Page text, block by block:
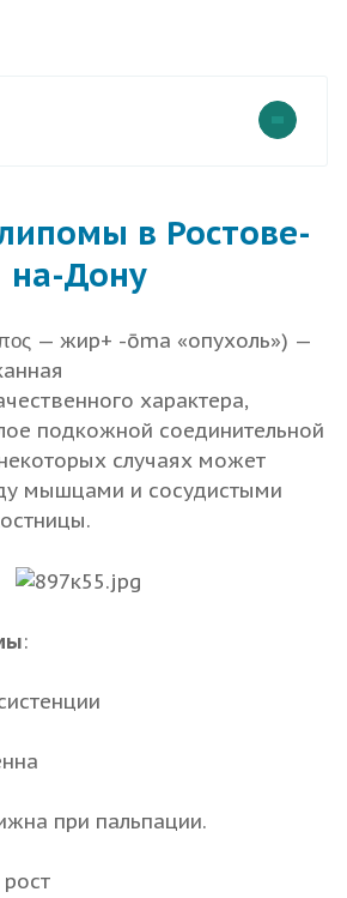
в Ростове-
на-Дону
— жир+ -ōma «опухоль») —
характера,
подкожной соединительной
случаях может
мышцами и сосудистыми
:
при пальпации.